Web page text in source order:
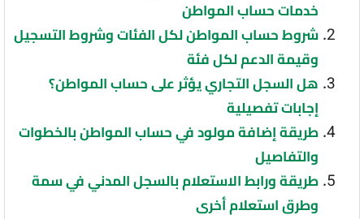
خدمات حساب المواطن
شروط حساب المواطن لكل الفئات وشروط التسجيل
وقيمة الدعم لكل فئة
هل السجل التجاري يؤثر على حساب المواطن؟
إجابات تفصيلية
طريقة إضافة مولود في حساب المواطن بالخطوات
والتفاصيل
طريقة ورابط الاستعلام بالسجل المدني في سمة
وطرق استعلام أخرى